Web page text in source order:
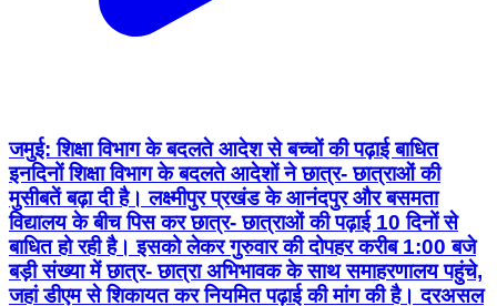
जमुई: शिक्षा विभाग के बदलते आदेश से बच्चों की पढ़ाई बाधित
इनदिनों शिक्षा विभाग के बदलते आदेशों ने छात्र- छात्राओं की
मुसीबतें बढ़ा दी है। लक्ष्मीपुर प्रखंड के आनंदपुर और बसमता
विद्यालय के बीच पिस कर छात्र- छात्राओं की पढ़ाई 10 दिनों से
बाधित हो रही है। इसको लेकर गुरुवार की दोपहर करीब 1:00 बजे
बड़ी संख्या में छात्र- छात्रा अभिभावक के साथ समाहरणालय पहुंचे,
जहां डीएम से शिकायत कर नियमित पढ़ाई की मांग की है। दरअसल